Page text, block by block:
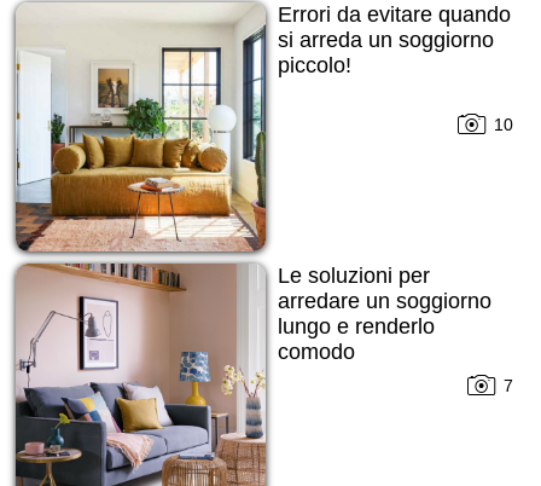
Errori da evitare quando
si arreda un soggiorno
piccolo!
10
Le soluzioni per
arredare un soggiorno
lungo e renderlo
comodo
7